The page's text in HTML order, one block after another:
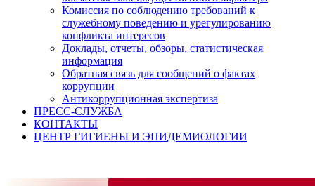
Комиссия по соблюдению требований к
служебному поведению и урегулированию
конфликта интересов
Доклады, отчеты, обзоры, статистическая
информация
Обратная связь для сообщений о фактах
коррупции
Антикоррупционная экспертиза
ПРЕСС-СЛУЖБА
КОНТАКТЫ
ЦЕНТР ГИГИЕНЫ И ЭПИДЕМИОЛОГИИ